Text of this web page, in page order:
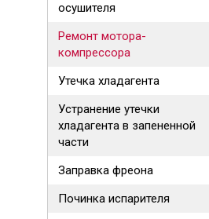
осушителя
Ремонт мотора-
компрессора
Утечка хладагента
Устранение утечки
хладагента в запененной
части
Заправка фреона
Починка испарителя